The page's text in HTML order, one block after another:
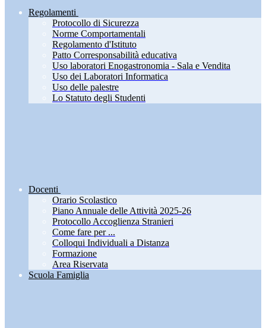
Regolamenti
Protocollo di Sicurezza
Norme Comportamentali
Regolamento d'Istituto
Patto Corresponsabilità educativa
Uso laboratori Enogastronomia - Sala e Vendita
Uso dei Laboratori Informatica
Uso delle palestre
Lo Statuto degli Studenti
Docenti
Orario Scolastico
Piano Annuale delle Attività 2025-26
Protocollo Accoglienza Stranieri
Come fare per ...
Colloqui Individuali a Distanza
Formazione
Area Riservata
Scuola Famiglia